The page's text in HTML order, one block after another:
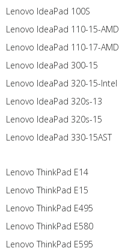
Lenovo IdeaPad 100S
Lenovo IdeaPad 110-15-AMD
Lenovo IdeaPad 110-17-AMD
Lenovo IdeaPad 300-15
Lenovo IdeaPad 320-15-Intel
Lenovo IdeaPad 320s-13
Lenovo IdeaPad 320s-15
Lenovo IdeaPad 330-15AST
Lenovo ThinkPad E14
Lenovo ThinkPad E15
Lenovo ThinkPad E495
Lenovo ThinkPad E580
Lenovo ThinkPad E595